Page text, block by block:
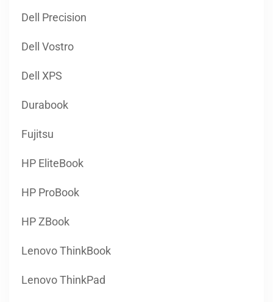
Dell Precision
Dell Vostro
Dell XPS
Durabook
Fujitsu
HP EliteBook
HP ProBook
HP ZBook
Lenovo ThinkBook
Lenovo ThinkPad